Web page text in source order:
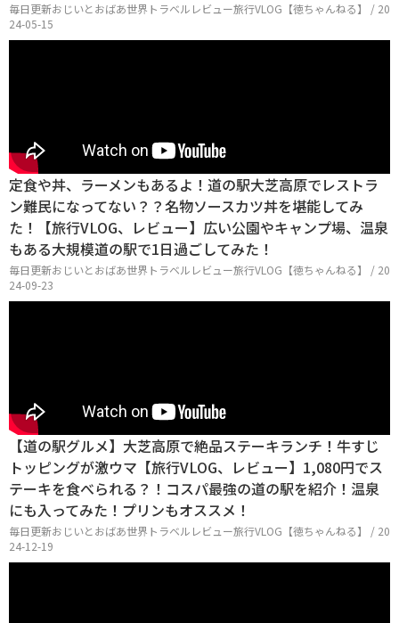
毎日更新おじいとおばあ世界トラベルレビュー旅行VLOG【徳ちゃんねる】 / 20
24-05-15
定食や丼、ラーメンもあるよ！道の駅大芝高原でレストラ
ン難民になってない？？名物ソースカツ丼を堪能してみ
た！【旅行VLOG、レビュー】広い公園やキャンプ場、温泉
もある大規模道の駅で1日過ごしてみた！
毎日更新おじいとおばあ世界トラベルレビュー旅行VLOG【徳ちゃんねる】 / 20
24-09-23
【道の駅グルメ】大芝高原で絶品ステーキランチ！牛すじ
トッピングが激ウマ【旅行VLOG、レビュー】1,080円でス
テーキを食べられる？！コスパ最強の道の駅を紹介！温泉
にも入ってみた！プリンもオススメ！
毎日更新おじいとおばあ世界トラベルレビュー旅行VLOG【徳ちゃんねる】 / 20
24-12-19